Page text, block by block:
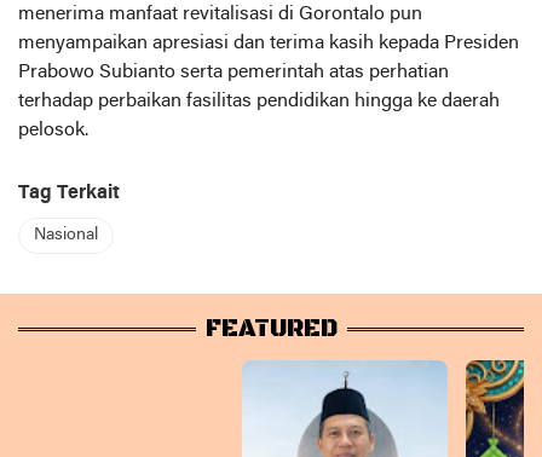
menerima manfaat revitalisasi di Gorontalo pun
menyampaikan apresiasi dan terima kasih kepada Presiden
Prabowo Subianto serta pemerintah atas perhatian
terhadap perbaikan fasilitas pendidikan hingga ke daerah
pelosok.
Tag Terkait
Nasional
FEATURED